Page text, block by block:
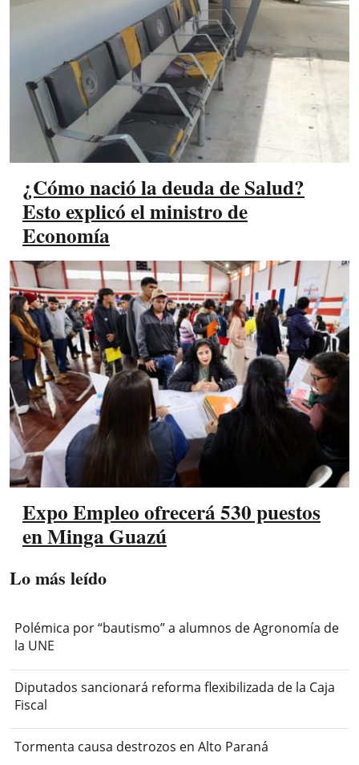
¿Cómo nació la deuda de Salud?
Esto explicó el ministro de
Economía
Expo Empleo ofrecerá 530 puestos
en Minga Guazú
Lo más leído
Polémica por “bautismo” a alumnos de Agronomía de
la UNE
Diputados sancionará reforma flexibilizada de la Caja
Fiscal
Tormenta causa destrozos en Alto Paraná